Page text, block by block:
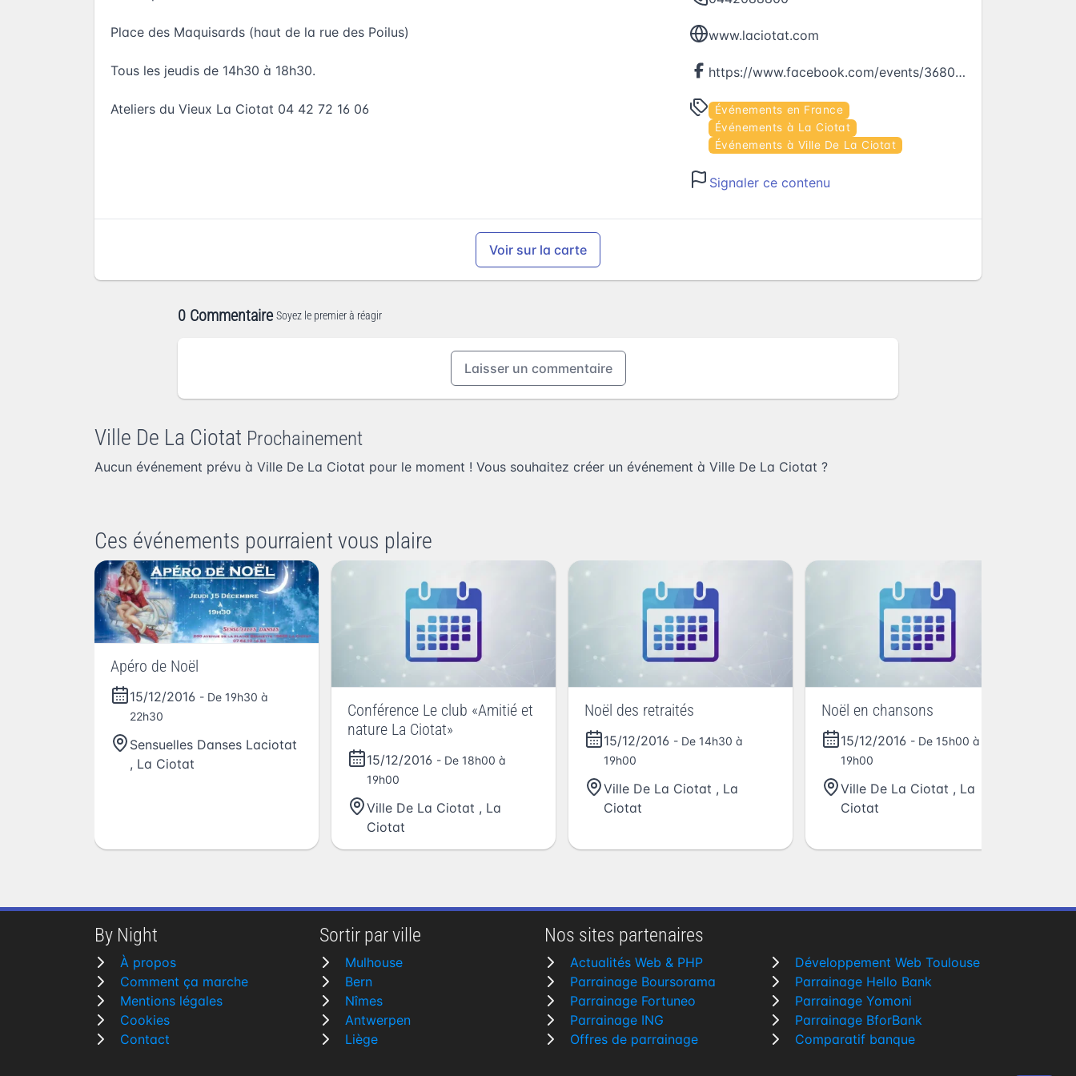
Place des Maquisards (haut de la rue des Poilus)
Tous les jeudis de 14h30 à 18h30.
Ateliers du Vieux La Ciotat 04 42 72 16 06
www.laciotat.com
https://www.facebook.com/events/368071330209582
Événements en France
Événements à La Ciotat
Événements à Ville De La Ciotat
Signaler ce contenu
Voir sur la carte
0 Commentaire Soyez le premier à réagir
Laisser un commentaire
Ville De La Ciotat Prochainement
Aucun événement prévu à Ville De La Ciotat pour le moment ! Vous souhaitez créer un événement à Ville De La Ciotat ?
Ces événements pourraient vous plaire
Apéro de Noël
15/12/2016 - De 19h30 à
22h30
Sensuelles Danses Laciotat
, La Ciotat
Conférence Le club «Amitié et
nature La Ciotat»
15/12/2016 - De 18h00 à
19h00
Ville De La Ciotat , La
Ciotat
Noël des retraités
15/12/2016 - De 14h30 à
19h00
Ville De La Ciotat , La
Ciotat
Noël en chansons
15/12/2016 - De 15h00 à
19h00
Ville De La Ciotat , La
Ciotat
By Night
À propos
Comment ça marche
Mentions légales
Cookies
Contact
Sortir par ville
Mulhouse
Bern
Nîmes
Antwerpen
Liège
Nos sites partenaires
Actualités Web & PHP
Parrainage Boursorama
Parrainage Fortuneo
Parrainage ING
Offres de parrainage
Développement Web Toulouse
Parrainage Hello Bank
Parrainage Yomoni
Parrainage BforBank
Comparatif banque